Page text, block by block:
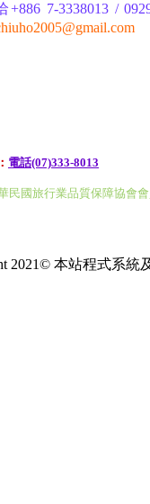
+886 7-3338013 /
： 電話(07)333-8013
國旅行業品質保障協會
2021© 本站程式系統